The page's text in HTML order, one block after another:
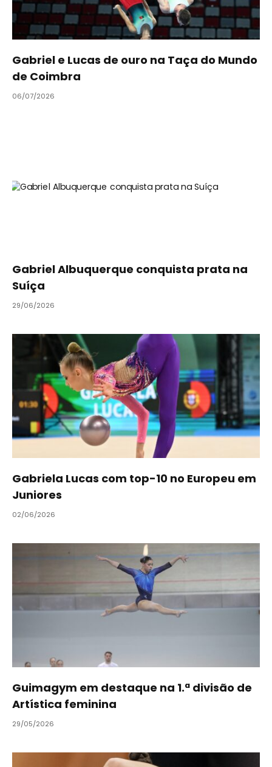
Gabriel e Lucas de ouro na Taça do Mundo
de Coimbra
06/07/2026
Gabriel Albuquerque conquista prata na
Suíça
29/06/2026
Gabriela Lucas com top-10 no Europeu em
Juniores
02/06/2026
Guimagym em destaque na 1.ª divisão de
Artística feminina
29/05/2026